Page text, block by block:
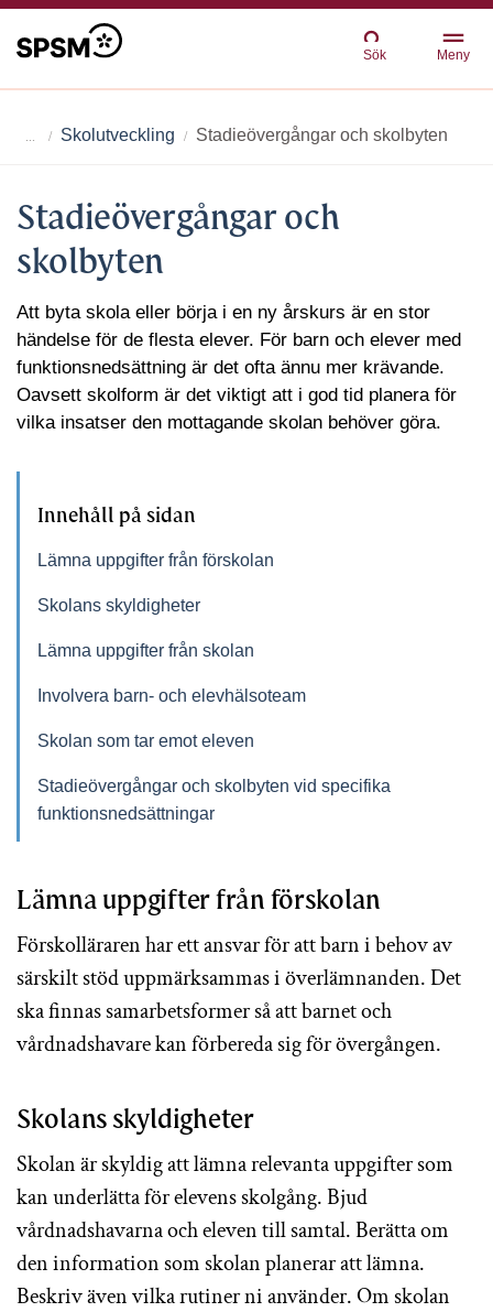
Sök Meny
Skolutveckling Stadieövergångar och skolbyten
Stadieövergångar och
skolbyten
Att byta skola eller börja i en ny årskurs är en stor
händelse för de flesta elever. För barn och elever med
funktionsnedsättning är det ofta ännu mer krävande.
Oavsett skolform är det viktigt att i god tid planera för
vilka insatser den mottagande skolan behöver göra.
Innehåll på sidan
Lämna uppgifter från förskolan
Skolans skyldigheter
Lämna uppgifter från skolan
Involvera barn- och elevhälsoteam
Skolan som tar emot eleven
Stadieövergångar och skolbyten vid specifika
funktionsnedsättningar
Lämna uppgifter från förskolan
Förskolläraren har ett ansvar för att barn i behov av
särskilt stöd uppmärksammas i överlämnanden. Det
ska finnas samarbetsformer så att barnet och
vårdnadshavare kan förbereda sig för övergången.
Skolans skyldigheter
Skolan är skyldig att lämna relevanta uppgifter som
kan underlätta för elevens skolgång. Bjud
vårdnadshavarna och eleven till samtal. Berätta om
den information som skolan planerar att lämna.
Beskriv även vilka rutiner ni använder. Om skolan